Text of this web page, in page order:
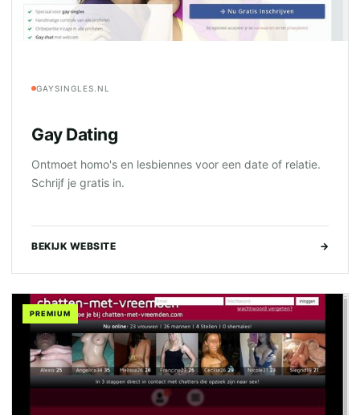
GAYSINGLES.NL
Gay Dating
Ontmoet homo's en lesbiennes voor een date of relatie.
Schrijf je gratis in.
BEKIJK WEBSITE →
PREMIUM